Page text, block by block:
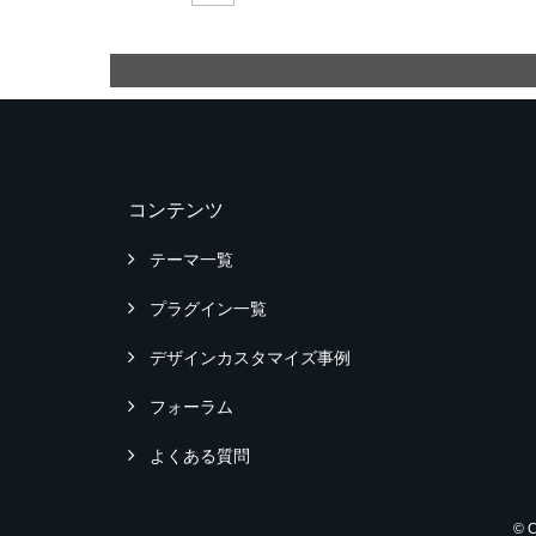
コンテンツ
テーマ一覧
プラグイン一覧
デザインカスタマイズ事例
フォーラム
よくある質問
©